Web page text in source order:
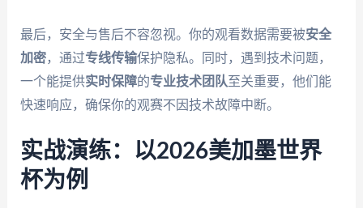
最后，安全与售后不容忽视。你的观看数据需要被安全
加密，通过专线传输保护隐私。同时，遇到技术问题，
一个能提供实时保障的专业技术团队至关重要，他们能
快速响应，确保你的观赛不因技术故障中断。
实战演练：以2026美加墨世界
杯为例